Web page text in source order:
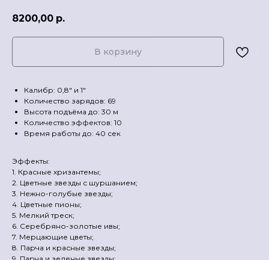
8200,00 р.
В корзину
Калибр: 0,8" и 1"
Количество зарядов: 69
Высота подъёма до: 30 м
Количество эффектов: 10
Время работы до: 40 сек
Эффекты:
1. Красные хризантемы;
2. Цветные звезды с шуршанием;
3. Нежно-голубые звезды;
4. Цветные пионы;
5. Мелкий треск;
6. Серебряно-золотые ивы;
7. Мерцающие цветы;
8. Парча и красные звезды;